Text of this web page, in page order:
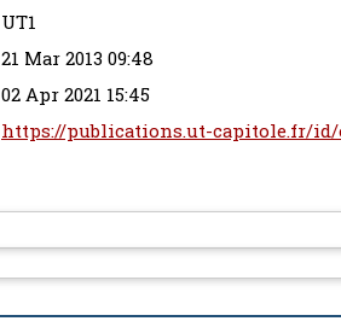
UT1
21 Mar 2013 09:48
02 Apr 2021 15:45
https://publications.ut-capitole.fr/id/